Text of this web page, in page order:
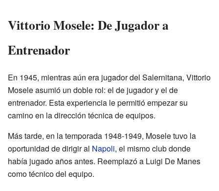
Vittorio Mosele: De Jugador a
Entrenador
En 1945, mientras aún era jugador del Salernitana, Vittorio
Mosele asumió un doble rol: el de jugador y el de
entrenador. Esta experiencia le permitió empezar su
camino en la dirección técnica de equipos.
Más tarde, en la temporada 1948-1949, Mosele tuvo la
oportunidad de dirigir al Napoli, el mismo club donde
había jugado años antes. Reemplazó a Luigi De Manes
como técnico del equipo.